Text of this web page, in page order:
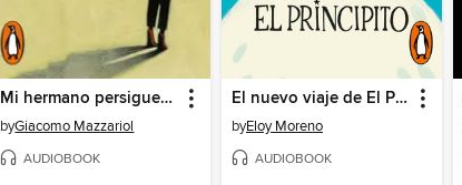
Mi hermano persigue dinosaurios
byGiacomo Mazzariol
AUDIOBOOK
El nuevo viaje de El Principito
byEloy Moreno
AUDIOBOOK